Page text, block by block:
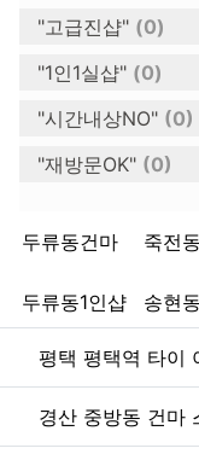
"고급진샵" (0)
"1인1실샵" (0)
"시간내상NO" (0)
"재방문OK" (0)
두류동건마 죽전
두류동1인샵
송현
키워드
관련자료
평택 평택역 타이
경산 중방동 건마